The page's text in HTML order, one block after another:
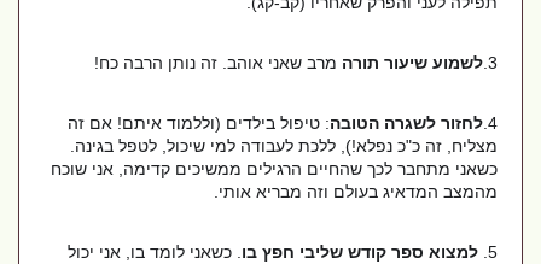
לשמוע שיעור תורהמרב שאני אוהב. זה נותן הרבה כח!
לחזור לשגרה הטובה: טיפול בילדים (וללמוד איתם! אם זה
מצליח, זה כ"כ נפלא!), ללכת לעבודה למי שיכול, לטפל בגינה.
כשאני מתחבר לכך שהחיים הרגילים ממשיכים קדימה, אני שוכח
מהמצב המדאיג בעולם וזה מבריא אותי.
למצוא ספר קודש שליבי חפץ בו . כשאני לומד בו, אני יכול